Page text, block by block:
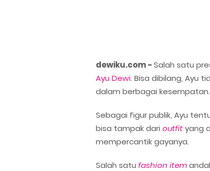
dewiku.com -Salah satu
Ayu Dewi. Bisa dibilang, Ayu
dalam berbagai kesempatan.
Sebagai figur publik, Ayu
bisa tampak dari outfityang
mempercantik gayanya.
Salah satu fashion item